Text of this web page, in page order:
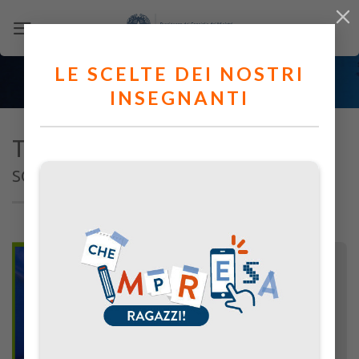
LE SCELTE DEI NOSTRI
INSEGNANTI
contenuti
TRIVIA QUIZ
SCUOLA SECONDARIA II GRADO